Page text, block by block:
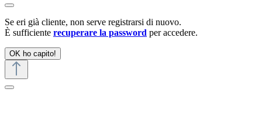
Se eri già cliente, non serve registrarsi di nuovo.
È sufficiente recuperare la password per accedere.
OK ho capito!